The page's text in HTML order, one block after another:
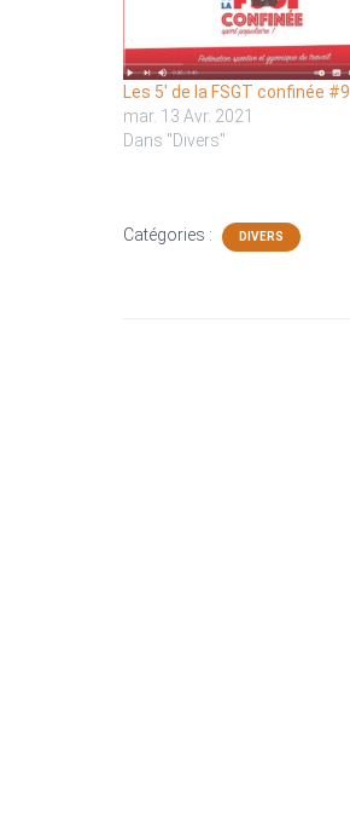
Les 5′ de la FSGT confinée #9
mar. 13 Avr. 2021
Dans "Divers"
Catégories : DIVERS